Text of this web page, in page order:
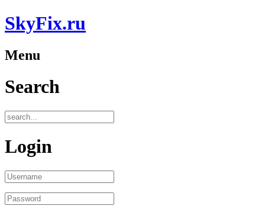
SkyFix.ru
Menu
Search
Login